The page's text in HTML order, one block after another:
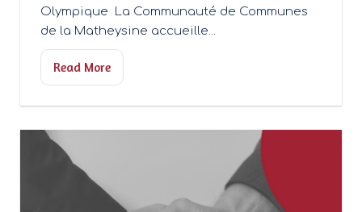
Olympique La Communauté de Communes
de la Matheysine accueille...
Read More